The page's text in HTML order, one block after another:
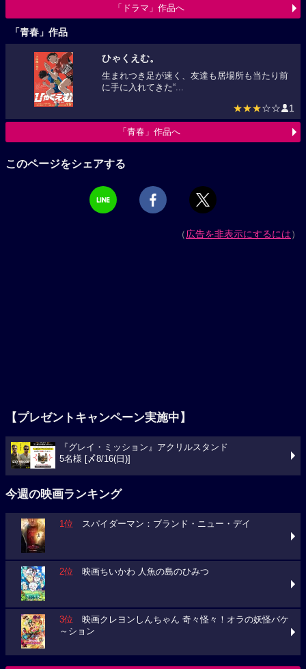
「ドラマ」作品へ
「青春」作品
ひゃくえむ。
生まれつき足が速く、友達も居場所も当たり前
に手に入れてきた“...
★★★☆☆ 1
「青春」作品へ
このページをシェアする
（広告を非表示にするには）
【プレゼントキャンペーン実施中】
『グレイ・ミッション』アクリルスタンド
5名様 [〆8/16(日)]
今週の映画ランキング
1位 スパイダーマン：ブランド・ニュー・デイ
2位 映画ちいかわ 人魚の島のひみつ
3位 映画クレヨンしんちゃん 奇々怪々！オラの妖怪バケ
～ション